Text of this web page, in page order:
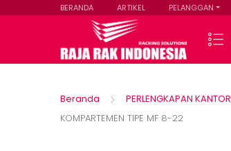
BERANDA ARTIKEL PELANGGAN
Beranda PERLENGKAPAN KANTOR
KOMPARTEMEN TIPE MF 8-22